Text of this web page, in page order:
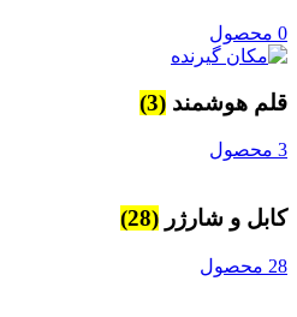
0 محصول
قلم هوشمند (3)
3 محصول
کابل و شارژر (28)
28 محصول